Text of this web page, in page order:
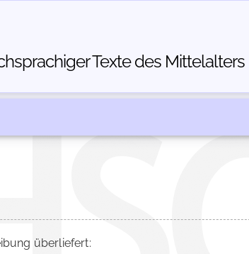
Texte des Mittelalters
überliefert: